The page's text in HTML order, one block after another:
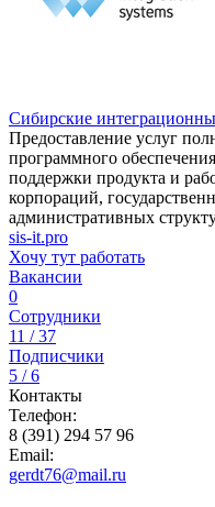
Сибирские
Предоставление услуг
программного
поддержки продукта и
корпораций,
административных
sis-it.pro
Хочу тут работать
Вакансии
0
Сотрудники
11 / 37
Подписчики
5 / 6
Контакты
Телефон:
8 (391) 294 57 96
Email:
gerdt76@mail.ru